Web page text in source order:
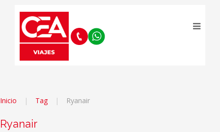
Inicio Tag Ryanair
Ryanair